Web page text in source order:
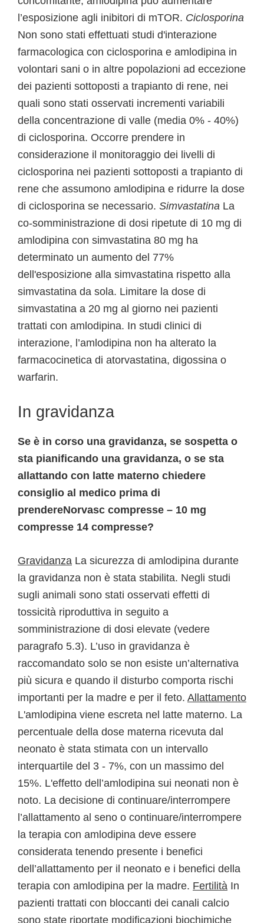
l’esposizione agli inibitori di mTOR. Ciclosporina
Non sono stati effettuati studi d'interazione
farmacologica con ciclosporina e amlodipina in
volontari sani o in altre popolazioni ad eccezione
dei pazienti sottoposti a trapianto di rene, nei
quali sono stati osservati incrementi variabili
della concentrazione di valle (media 0% - 40%)
di ciclosporina. Occorre prendere in
considerazione il monitoraggio dei livelli di
ciclosporina nei pazienti sottoposti a trapianto di
rene che assumono amlodipina e ridurre la dose
di ciclosporina se necessario. Simvastatina La
co-somministrazione di dosi ripetute di 10 mg di
amlodipina con simvastatina 80 mg ha
determinato un aumento del 77%
dell'esposizione alla simvastatina rispetto alla
simvastatina da sola. Limitare la dose di
simvastatina a 20 mg al giorno nei pazienti
trattati con amlodipina. In studi clinici di
interazione, l’amlodipina non ha alterato la
farmacocinetica di atorvastatina, digossina o
warfarin.
In gravidanza
Se è in corso una gravidanza, se sospetta o
sta pianificando una gravidanza, o se sta
allattando con latte materno chiedere
consiglio al medico prima di
prendereNorvasc compresse – 10 mg
compresse 14 compresse?
Gravidanza La sicurezza di amlodipina durante
la gravidanza non è stata stabilita. Negli studi
sugli animali sono stati osservati effetti di
tossicità riproduttiva in seguito a
somministrazione di dosi elevate (vedere
paragrafo 5.3). L’uso in gravidanza è
raccomandato solo se non esiste un’alternativa
più sicura e quando il disturbo comporta rischi
importanti per la madre e per il feto. Allattamento
L'amlodipina viene escreta nel latte materno. La
percentuale della dose materna ricevuta dal
neonato è stata stimata con un intervallo
interquartile del 3 - 7%, con un massimo del
15%. L'effetto dell’amlodipina sui neonati non è
noto. La decisione di continuare/interrompere
l’allattamento al seno o continuare/interrompere
la terapia con amlodipina deve essere
considerata tenendo presente i benefici
dell’allattamento per il neonato e i benefici della
terapia con amlodipina per la madre. Fertilità In
pazienti trattati con bloccanti dei canali calcio
sono state riportate modificazioni biochimiche